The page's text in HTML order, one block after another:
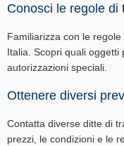
Conosci le regole di
Familiarizza con le
Italia. Scopri quali
autorizzazioni speciali.
Ottenere diversi
Contatta diverse ditte di
prezzi, le condizioni e le